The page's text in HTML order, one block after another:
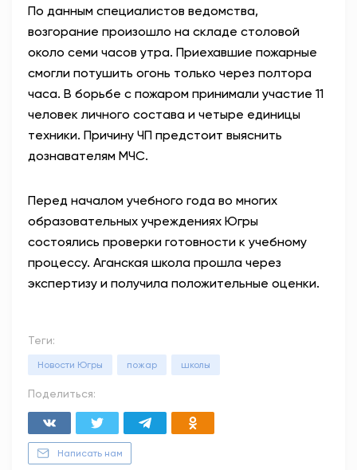
По данным специалистов ведомства,
возгорание произошло на складе столовой
около семи часов утра. Приехавшие пожарные
смогли потушить огонь только через полтора
часа. В борьбе с пожаром принимали участие 11
человек личного состава и четыре единицы
техники. Причину ЧП предстоит выяснить
дознавателям МЧС.
Перед началом учебного года во многих
образовательных учреждениях Югры
состоялись проверки готовности к учебному
процессу. Аганская школа прошла через
экспертизу и получила положительные оценки.
Теги:
Новости Югры пожар школы
Поделиться:
Написать нам